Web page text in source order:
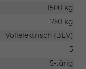
1500 kg
750 kg
Vollelektrisch (BEV)
5
5-türig